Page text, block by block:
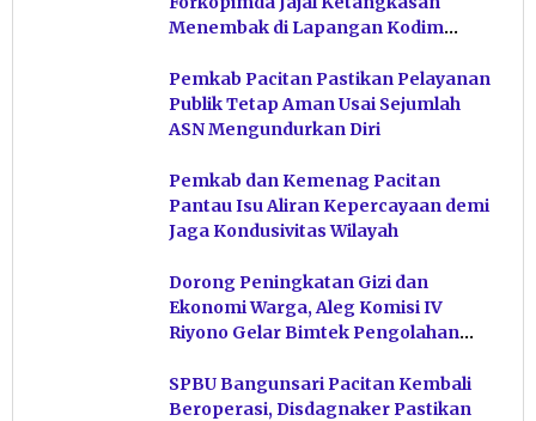
Menembak di Lapangan Kodim
Pemkab Pacitan Pastikan Pelayanan
Publik Tetap Aman Usai Sejumlah
ASN Mengundurkan Diri
Pemkab dan Kemenag Pacitan
Pantau Isu Aliran Kepercayaan demi
Jaga Kondusivitas Wilayah
Dorong Peningkatan Gizi dan
Ekonomi Warga, Aleg Komisi IV
Riyono Gelar Bimtek Pengolahan
SPBU Bangunsari Pacitan Kembali
Beroperasi, Disdagnaker Pastikan